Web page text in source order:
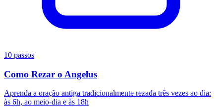
10 passos
Como Rezar o Angelus
Aprenda a oração antiga tradicionalmente rezada três vezes ao dia:
às 6h, ao meio-dia e às 18h